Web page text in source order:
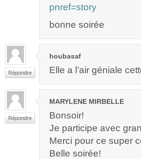
pnref=story
bonne soirée
Répondre
houbasaf
Elle a l’air géniale
Répondre
MARYLENE MIRBELLE
Bonsoir!
Je participe avec
Merci pour ce super
Belle soirée!